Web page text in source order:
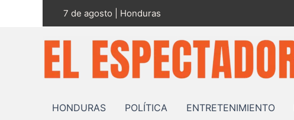
7 de agosto | Honduras
HONDURAS POLÍTICA ENTRETENIMIENTO